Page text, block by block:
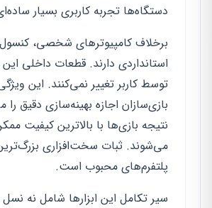
دستگاه‌ها تجربه کاربری بسیار
برخلاف کامپیوترهای شخصی،
استانداردی دارند. قطعات داخلی
توسط کاربر تغییر نمی‌کنند. این
بازی‌سازان اجازه بهینه‌سازی دقیق
نتیجه بازی‌ها با بالاترین کیفیت
می‌شوند. ثبات سخت‌افزاری
پلتفرم‌های محبوب است.
سیر تکامل این ابزارها شامل نه